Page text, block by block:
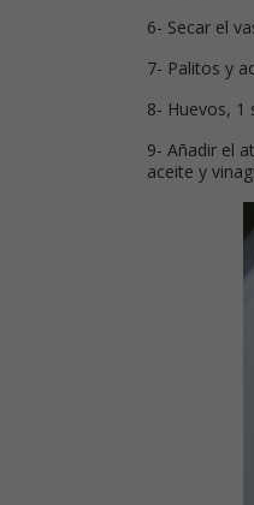
6- Secar el
7- Palitos y
8- Huevos, 1
9- Añadir el
aceite y